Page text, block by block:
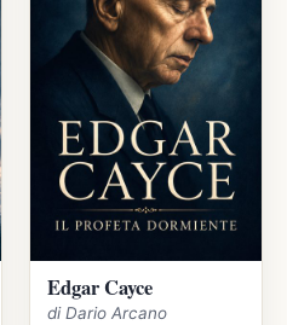
Edgar Cayce
di Dario Arcano